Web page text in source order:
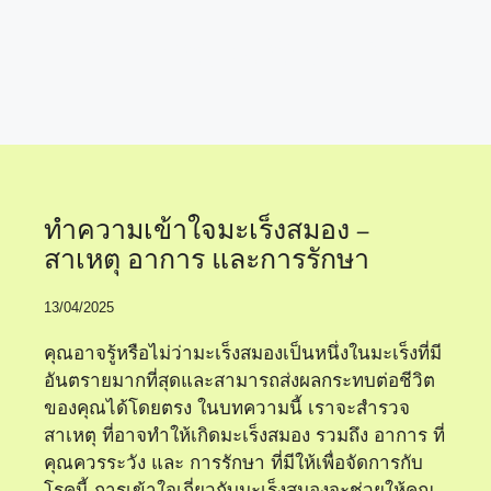
ทำความเข้าใจมะเร็งสมอง –
สาเหตุ อาการ และการรักษา
13/04/2025
คุณอาจรู้หรือไม่ว่ามะเร็งสมองเป็นหนึ่งในมะเร็งที่มี
อันตรายมากที่สุดและสามารถส่งผลกระทบต่อชีวิต
ของคุณได้โดยตรง ในบทความนี้ เราจะสำรวจ
สาเหตุ ที่อาจทำให้เกิดมะเร็งสมอง รวมถึง อาการ ที่
คุณควรระวัง และ การรักษา ที่มีให้เพื่อจัดการกับ